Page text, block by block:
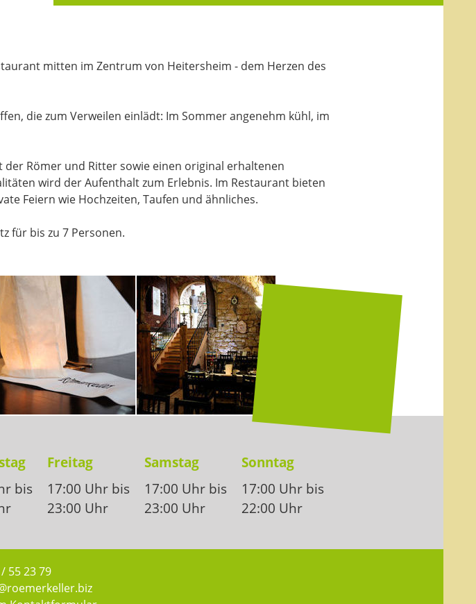
mitten im Zentrum von Heitersheim - dem Herzen des
die zum Verweilen einlädt: Im Sommer angenehm kühl, im
Römer und Ritter sowie einen original erhaltenen
wird der Aufenthalt zum Erlebnis. Im Restaurant bieten
Feiern wie Hochzeiten, Taufen und ähnliches.
für bis zu 7 Personen.
Freitag Samstag
Sonntag
bis
17:00 Uhr bis
23:00 Uhr
17:00 Uhr bis
23:00 Uhr
17:00 Uhr bis
22:00 Uhr
55 23 79